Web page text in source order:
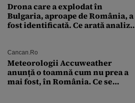
Drona care a explodat în
Bulgaria, aproape de România, a
fost identificată. Ce arată analiza
Cancan.ro
Meteorologii Accuweather
anunță o toamnă cum nu prea a
mai fost, în România. Ce se